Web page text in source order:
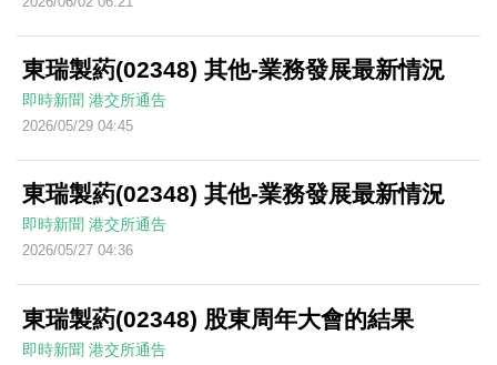
東瑞製葯(02348) 其他-業務發展最新情況
即時新聞 港交所通告
2026/05/29 04:45
東瑞製葯(02348) 其他-業務發展最新情況
即時新聞 港交所通告
2026/05/27 04:36
東瑞製葯(02348) 股東周年大會的結果
即時新聞 港交所通告